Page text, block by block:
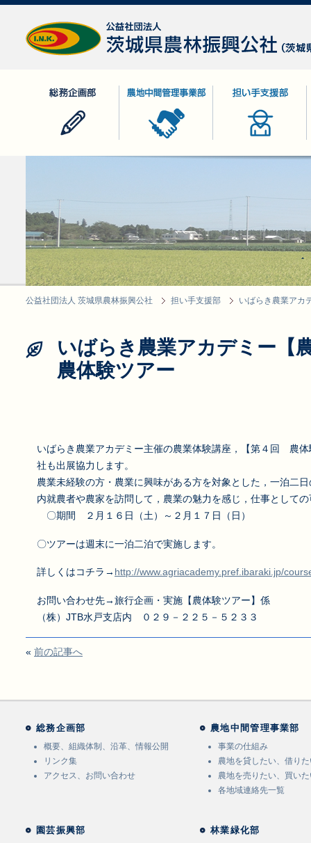
公益社団法人 茨城県農林振興公社 担い手支援部 いばらき農業アカ
いばらき農業アカデミー【
農体験ツアー
いばらき農業アカデミー主催の農業体験講座，【第４回 農
社も出展協力します。
農業未経験の方・農業に興味がある方を対象とした，一泊二
内就農者や農家を訪問して，農業の魅力を感じ，仕事として
〇期間 ２月１６日（土）～２月１７日（日）
〇ツアーは週末に一泊二泊で実施します。
詳しくはコチラ→ http://www.agriacademy.pref.ibaraki.jp/
お問い合わせ先→旅行企画・実施【農体験ツアー】係
（株）JTB水戸支店内 ０２９－２２５－５２３３
« 前の記事へ
総務企画部
概要、組織体制、沿革、情報公開
リンク集
アクセス、お問い合わせ
園芸振興部
農地中間管理事業部
事業の仕組み
農地を貸したい、借り
農地を売りたい、買い
各地域連絡先一覧
林業緑化部